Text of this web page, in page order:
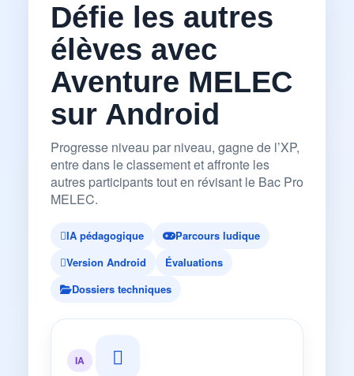
Défie les autres
élèves avec
Aventure MELEC
sur Android
Progresse niveau par niveau, gagne de l’XP,
entre dans le classement et affronte les
autres participants tout en révisant le Bac Pro
MELEC.
IA pédagogique
Parcours ludique
Version Android
Évaluations
Dossiers techniques
IA